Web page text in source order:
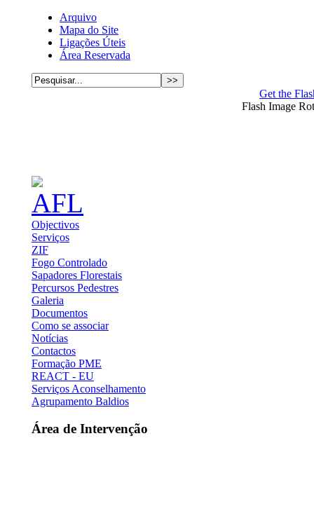
Arquivo
Mapa do Site
Ligações Úteis
Área Reservada
Get the
Flash Image
Objectivos
Serviços
ZIF
Fogo Controlado
Sapadores Florestais
Percursos Pedestres
Galeria
Documentos
Como se associar
Notícias
Contactos
Formação PME
REACT - EU
Serviços Aconselhamento
Agrupamento Baldios
Área de Intervenção